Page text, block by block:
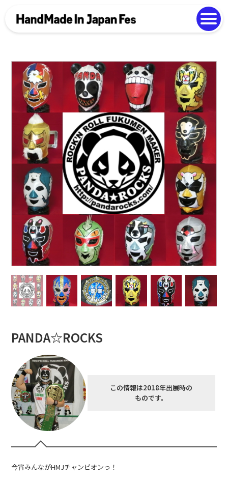
Photo Gallery
EN 中文
PANDA☆ROCKS
この情報は2018年出展時の
ものです。
今宵みんながHMJチャンピオンっ！